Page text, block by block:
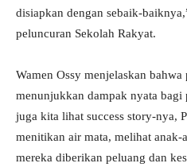
disiapkan dengan sebaik-
peluncuran Sekolah Rakyat.
Wamen Ossy menjelaskan
menunjukkan dampak nyata bagi
juga kita lihat success story-nya,
menitikan air mata, melihat anak-
mereka diberikan peluang dan